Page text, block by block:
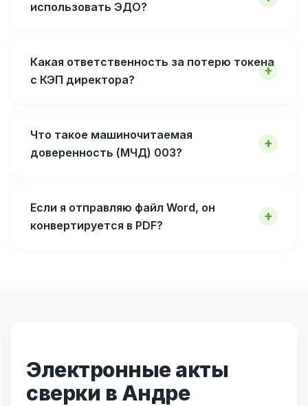
использовать ЭДО?
Какая ответственность за потерю токена
с КЭП директора?
Что такое машиночитаемая
доверенность (МЧД) 003?
Если я отправляю файл Word, он
конвертируется в PDF?
Электронные акты
сверки в Андре